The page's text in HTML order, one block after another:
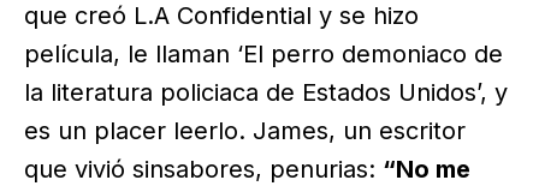
que creó L.A Confidential y se hizo
película, le llaman ‘El perro demoniaco de
la literatura policiaca de Estados Unidos’, y
es un placer leerlo. James, un escritor
que vivió sinsabores, penurias: “No me